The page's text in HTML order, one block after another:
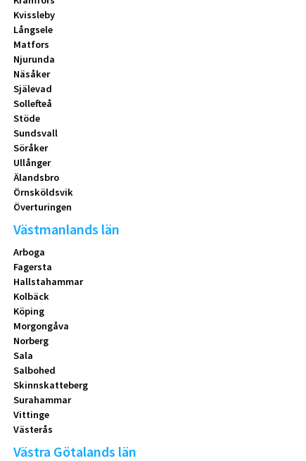
Kvissleby
Långsele
Matfors
Njurunda
Näsåker
Själevad
Sollefteå
Stöde
Sundsvall
Söråker
Ullånger
Älandsbro
Örnsköldsvik
Överturingen
Västmanlands län
Arboga
Fagersta
Hallstahammar
Kolbäck
Köping
Morgongåva
Norberg
Sala
Salbohed
Skinnskatteberg
Surahammar
Vittinge
Västerås
Västra Götalands län